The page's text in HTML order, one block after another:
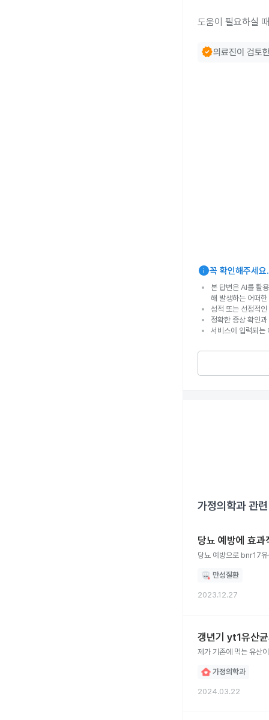
도움이 필요하실
verified의료진이 검토
info꼭 확인해주세요.
본 답변은 AI를 활
해 발생하는 어떠
성적 또는 선정적
정확한 증상 확인
서비스에 입력되
가정의학과관
당뇨 예방에 효
당뇨 예방으로 bnr17유
만성질환
2023.12.27
갱년기 yt1유산
가정의학과
2024.03.22